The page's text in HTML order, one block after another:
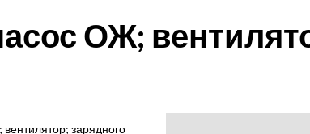
0,6/10/11 кВ)
- Предпусковые
ОЖ;
зарядного